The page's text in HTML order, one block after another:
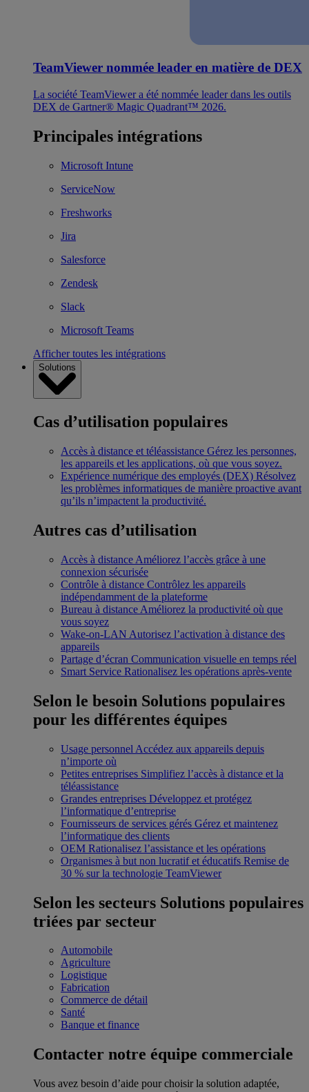
TeamViewer nommée leader en matière de DEX
La société TeamViewer a été nommée leader dans les outils
DEX de Gartner® Magic Quadrant™ 2026.
Principales intégrations
Microsoft Intune
ServiceNow
Freshworks
Jira
Salesforce
Zendesk
Slack
Microsoft Teams
Afficher toutes les intégrations
Solutions
Cas d’utilisation populaires
Accès à distance et téléassistance Gérez les personnes,
les appareils et les applications, où que vous soyez.
Expérience numérique des employés (DEX) Résolvez
les problèmes informatiques de manière proactive avant
qu’ils n’impactent la productivité.
Autres cas d’utilisation
Accès à distance Améliorez l’accès grâce à une
connexion sécurisée
Contrôle à distance Contrôlez les appareils
indépendamment de la plateforme
Bureau à distance Améliorez la productivité où que
vous soyez
Wake-on-LAN Autorisez l’activation à distance des
appareils
Partage d’écran Communication visuelle en temps réel
Smart Service Rationalisez les opérations après-vente
Selon le besoin Solutions populaires
pour les différentes équipes
Usage personnel Accédez aux appareils depuis
n’importe où
Petites entreprises Simplifiez l’accès à distance et la
téléassistance
Grandes entreprises Développez et protégez
l’informatique d’entreprise
Fournisseurs de services gérés Gérez et maintenez
l’informatique des clients
OEM Rationalisez l’assistance et les opérations
Organismes à but non lucratif et éducatifs Remise de
30 % sur la technologie TeamViewer
Selon les secteurs Solutions populaires
triées par secteur
Automobile
Agriculture
Logistique
Fabrication
Commerce de détail
Santé
Banque et finance
Contacter notre équipe commerciale
Vous avez besoin d’aide pour choisir la solution adaptée,